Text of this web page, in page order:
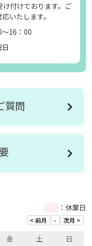
付けております。ご
いたします。
16：00
質問
：休業日
金 土
日